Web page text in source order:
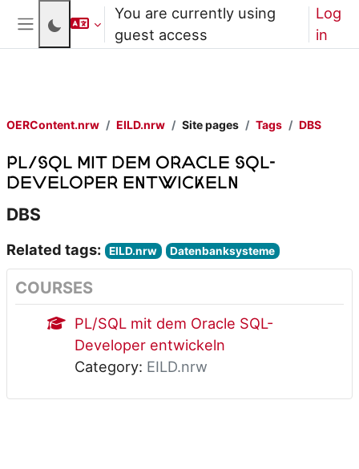
Skip to main contentYou are currently using
guest access
Log
in
OERContent.nrw EILD.nrw Site pages Tags DBS
PL/SQL mit dem Oracle SQL-
Developer entwickeln
DBS
Related tags: EILD.nrw Datenbanksysteme
COURSES
PL/SQL mit dem Oracle SQL-
Developer entwickeln
Category: EILD.nrw